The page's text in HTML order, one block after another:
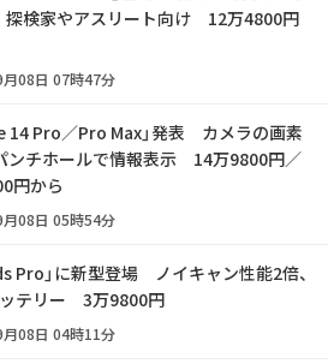
検家やアスリート向け 12万4800円
08日 07時47分
14 Pro／Pro Max」発表 カメラの画素
ンチホールで情報表示 14万9800円／
円から
08日 05時54分
Pro」に新型登場 ノイキャン性能2倍、
テリー 3万9800円
08日 04時11分